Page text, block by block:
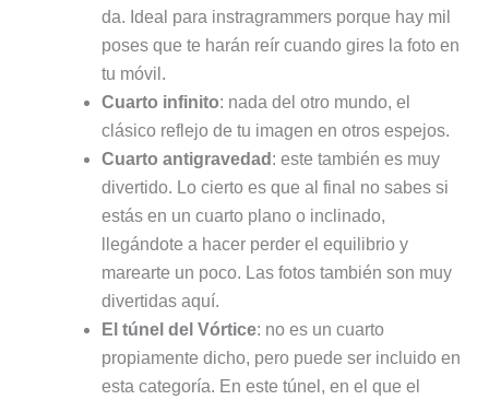
da. Ideal para instragrammers porque hay mil
poses que te harán reír cuando gires la foto en
tu móvil.
Cuarto infinito: nada del otro mundo, el
clásico reflejo de tu imagen en otros espejos.
Cuarto antigravedad : este también es muy
divertido. Lo cierto es que al final no sabes si
estás en un cuarto plano o inclinado,
llegándote a hacer perder el equilibrio y
marearte un poco. Las fotos también son muy
divertidas aquí.
El túnel del Vórtice: no es un cuarto
propiamente dicho, pero puede ser incluido en
esta categoría. En este túnel, en el que el